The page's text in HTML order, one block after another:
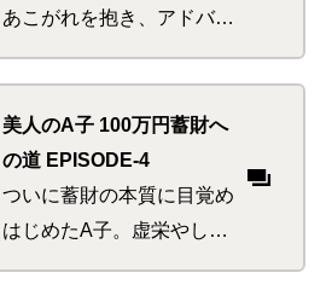
あこがれを抱き、アドバイ
スをもらいたいA子。野を
超え山を越え行く先々で見
かける現代日本の長寿トレ
ンドにおののきと不安を感
じ始める
美人のA子 100万円蓄財へ
の道 EPISODE-4
ついに蓄財の本質に目覚め
はじめたA子。虚栄やしが
らみから解放されると同時